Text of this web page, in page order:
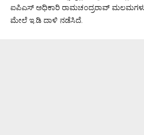
ಐಪಿಎಸ್ ಅಧಿಕಾರಿ ರಾಮಚಂದ್ರರಾವ್
ಮೇಲೆ ಇ.ಡಿ ದಾಳಿ ನಡೆಸಿದೆ.